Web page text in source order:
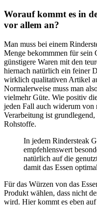
Worauf kommt es in
vor allem an?
Man muss bei einem
Menge bekommmen für sein
günstigere Waren mit den
hiernach natürlich ein feiner
wirklich qualitativen Artikel
Normalerweise muss man
vielmehr Güte. Wie positiv
jeden Fall auch widerum von
Verarbeitung ist
Rohstoffe.
In jedem Rindersteak
empfehlenswert
natürlich auf die
damit das Essen
Für das Würzen von das
Produkt wählen, dass nicht
wird. Hier kommt es eben